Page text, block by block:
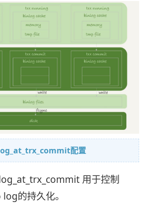
配置
用于控制
的持久化。